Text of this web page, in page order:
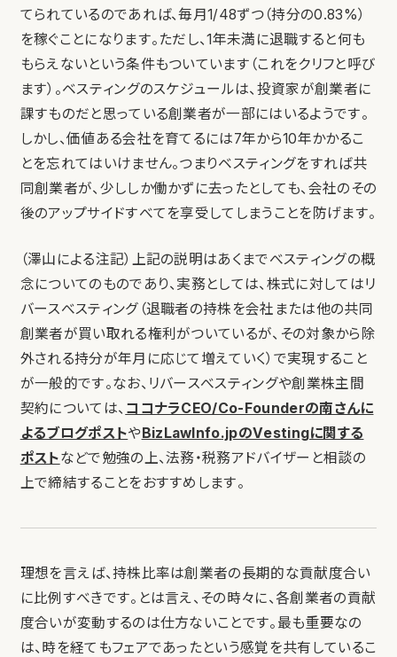
てられているのであれば、毎月1/48ずつ（持分の0.83%）
を稼ぐことになります。ただし、1年未満に退職すると何も
もらえないという条件もついています（これをクリフと呼び
ます）。ベスティングのスケジュールは、投資家が創業者に
課すものだと思っている創業者が一部にはいるようです。
しかし、価値ある会社を育てるには7年から10年かかるこ
とを忘れてはいけません。つまりベスティングをすれば共
同創業者が、少ししか働かずに去ったとしても、会社のその
後のアップサイドすべてを享受してしまうことを防げます。
（澤山による注記）上記の説明はあくまでべスティングの概
念についてのものであり、実務としては、株式に対してはリ
バースべスティング（退職者の持株を会社または他の共同
創業者が買い取れる権利がついているが、その対象から除
外される持分が年月に応じて増えていく）で実現すること
が一般的です。なお、リバースべスティングや創業株主間
契約については、 ココナラCEO/Co-Founderの南さんに
よるブログポストやBizLawInfo.jpのVestingに関する
ポストなどで勉強の上、法務・税務アドバイザーと相談の
上で締結することをおすすめします。
理想を言えば、持株比率は創業者の長期的な貢献度合い
に比例すべきです。とは言え、その時々に、各創業者の貢献
度合いが変動するのは仕方ないことです。最も重要なの
は、時を経てもフェアであったという感覚を共有しているこ